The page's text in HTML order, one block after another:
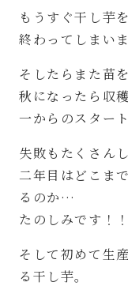
もうすぐ干し芋
終わってしまい
そしたらまた苗
秋になったら収
一からのスター
失敗もたくさん
二年目はどこま
るのか…
たのしみです！！
そして初めて生
る干し芋。